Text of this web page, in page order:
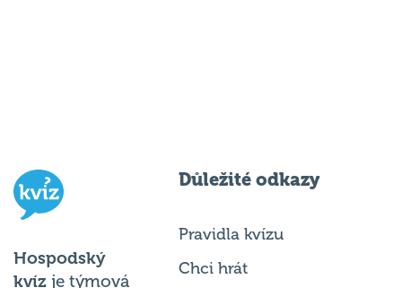
Hospodský
kvíz je týmová
Důležité odkazy
Pravidla kvízu
Chci hrát